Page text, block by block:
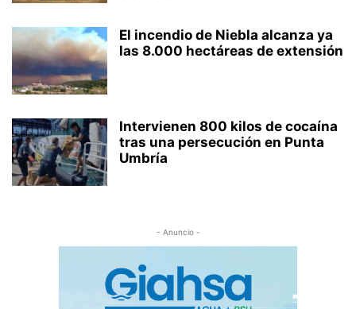
El incendio de Niebla alcanza ya
las 8.000 hectáreas de extensión
Intervienen 800 kilos de cocaína
tras una persecución en Punta
Umbría
- Anuncio -